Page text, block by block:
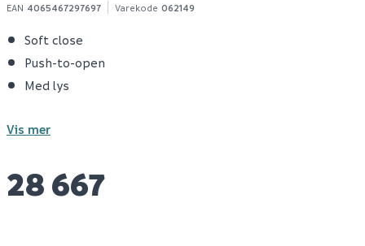
EAN 4065467297697 Varekode 062149
Soft close
Push-to-open
Med lys
Vis mer
28 667